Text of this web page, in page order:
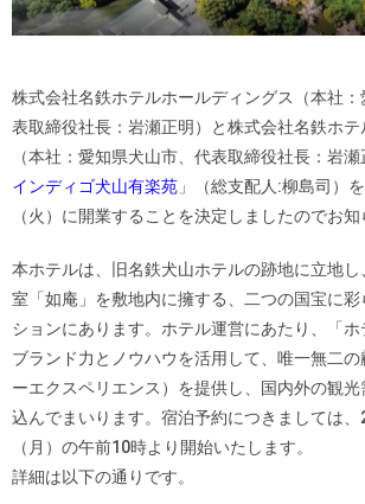
株式会社名鉄ホテルホールディングス（本社
表取締役社長：岩瀬正明）と株式会社名鉄ホ
（本社：愛知県犬山市、代表取締役社長：岩
インディゴ犬山有楽苑 」（総支配人:柳島司）
（火）に開業することを決定しましたのでお知
本ホテルは、旧名鉄犬山ホテルの跡地に立地
室「如庵」を敷地内に擁する、二つの国宝に
ションにあります。ホテル運営にあたり、「
ブランド力とノウハウを活用して、唯一無二
ーエクスペリエンス）を提供し、国内外の観光
込んでまいります。宿泊予約につきましては
（月）の午前10時より開始いたします。
詳細は以下の通りです。